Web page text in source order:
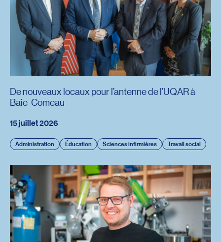
15 juillet 2026
Administration Éducation Sciences infirmières Travail social
De nouveaux locaux pour l’antenne de l’UQAR à
Baie-Comeau